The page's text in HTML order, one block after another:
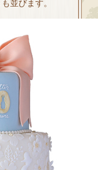
並びます。